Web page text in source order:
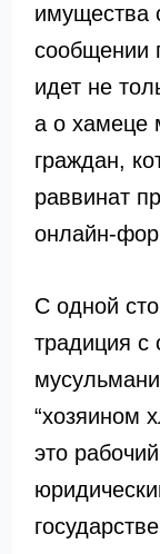
имущества
сообщении
идет не
а о хамеце
граждан,
раввинат
онлайн-
С одной
традиция с
“хозяином
это